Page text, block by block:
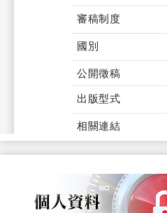
審稿制度
國別
公開徵稿
出版型式
相關連結